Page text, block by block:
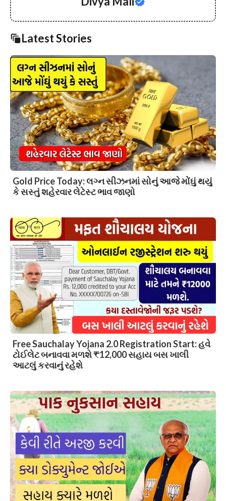
Latest Stories
Gold Price Today: લગ્ન સીઝનમાં સોનું આજે મોંઘું થયું
કે સસ્તું શહેરવાર લેટેસ્ટ ભાવ જાણો
Free Sauchalay Yojana 2.0 Registration Start: હવે
ટોઈલેટ બનાવવા મળશે ₹12,000 સહાય બસ ખાલી
આટલું કરવાનું રહેશે